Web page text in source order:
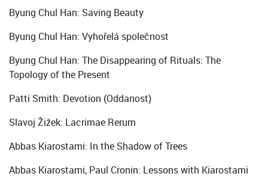
Byung Chul Han: Saving Beauty
Byung Chul Han: Vyhořelá společnost
Byung Chul Han: The Disappearing of Rituals: The
Topology of the Present
Patti Smith: Devotion (Oddanost)
Slavoj Žižek: Lacrimae Rerum
Abbas Kiarostami: In the Shadow of Trees
Abbas Kiarostami, Paul Cronin: Lessons with Kiarostami